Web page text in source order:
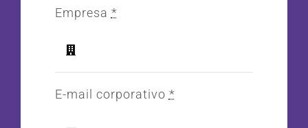
Empresa *
E-mail corporativo *